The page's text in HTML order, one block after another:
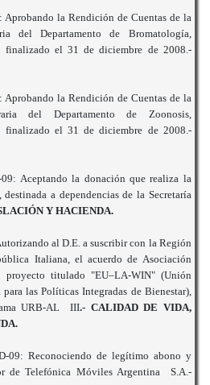
Aprobando la Rendición de Cuentas de la
del Departamento de Bromatología,
finalizado el 31 de diciembre de 2008.-
Aprobando la Rendición de Cuentas de la
del Departamento de Zoonosis,
finalizado el 31 de diciembre de 2008.-
Aceptando la donación que realiza la
a dependencias de la Secretaría
Y HACIENDA.
al D.E. a suscribir con la Región
Italiana, el acuerdo de Asociación
titulado "EU–LA-WIN" (Unión
las Políticas Integradas de Bienestar),
URB-AL III.- CALIDAD DE VIDA,
09: Reconociendo de legítimo abono y
de Telefónica Móviles Argentina S.A.-